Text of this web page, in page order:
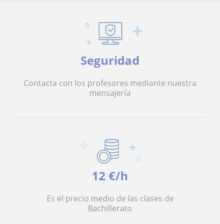
Seguridad
Contacta con los profesores mediante nuestra
mensajería
12 €/h
Es el precio medio de las clases de
Bachillerato